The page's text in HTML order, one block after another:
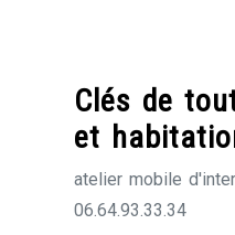
Clés de
et
atelier mobile
06.64.93.33.34